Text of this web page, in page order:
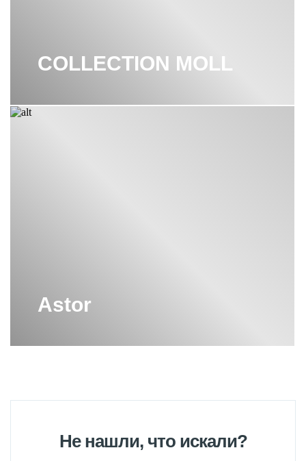
COLLECTION MOLL
Astor
Не нашли, что искали?